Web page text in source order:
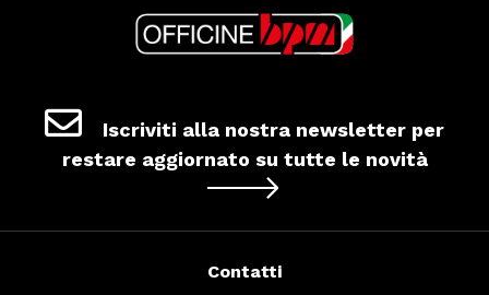
Iscriviti alla nostra newsletter per
restare aggiornato su tutte le novità
Contatti